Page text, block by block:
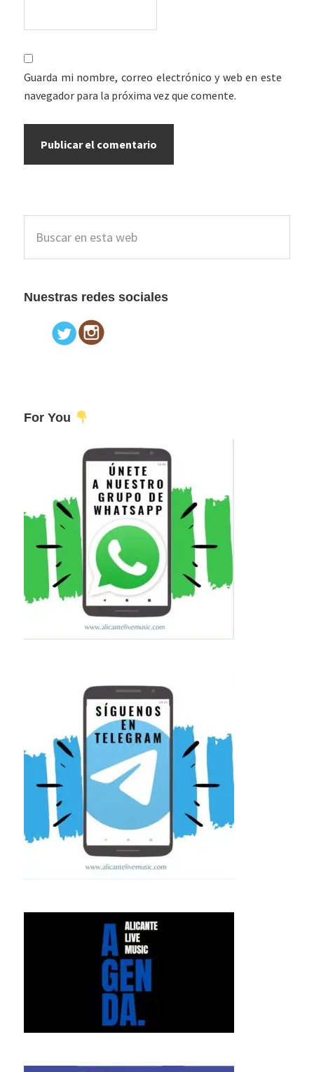
Guarda mi nombre, correo electrónico y web en este
navegador para la próxima vez que comente.
Barra
lateral
esta
Nuestras redes sociales
For You